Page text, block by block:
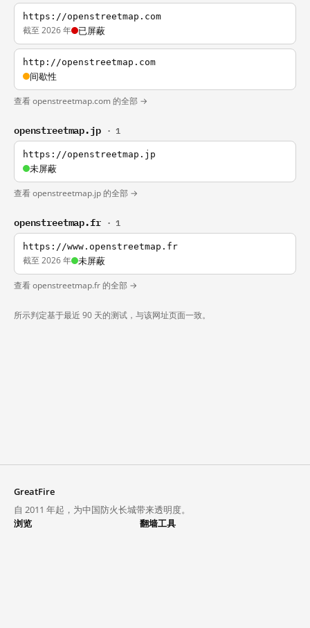
https://openstreetmap.com
截至 2026 年 已屏蔽
http://openstreetmap.com
间歇性
查看 openstreetmap.com 的全部 →
openstreetmap.jp · 1
https://openstreetmap.jp
未屏蔽
查看 openstreetmap.jp 的全部 →
openstreetmap.fr · 1
https://www.openstreetmap.fr
截至 2026 年 未屏蔽
查看 openstreetmap.fr 的全部 →
所示判定基于最近 90 天的测试，与该网址页面一致。
GreatFire
自 2011 年起，为中国防火长城带来透明度。
浏览
翻墙工具